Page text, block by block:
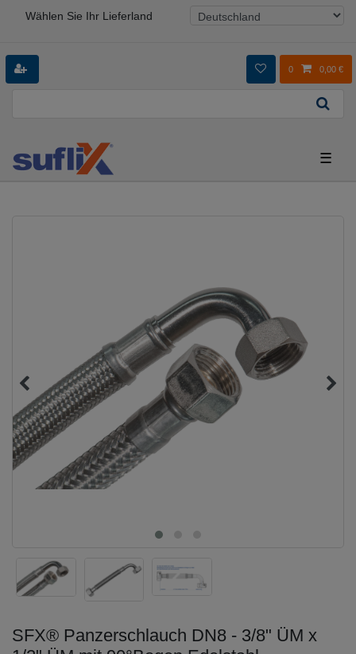
Wählen Sie Ihr Lieferland
0 0,00 €
☰
SFX® Panzerschlauch DN8 - 3/8" ÜM x